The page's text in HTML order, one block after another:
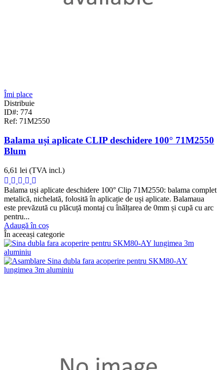
Îmi place
Distribuie
ID#: 774
Ref: 71M2550
Balama uși aplicate CLIP deschidere 100° 71M2550
Blum
6,61 lei (TVA incl.)
Balama uși aplicate deschidere 100° Clip 71M2550: balama complet
metalică, nichelată, folosită în aplicație de uși aplicate. Balamaua
este prevăzută cu plăcuță montaj cu înălțarea de 0mm și cupă cu arc
pentru...
Adaugă în coș
În aceeași categorie